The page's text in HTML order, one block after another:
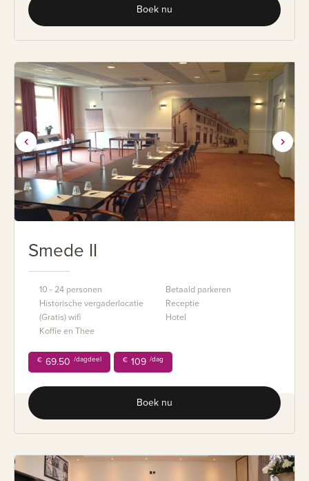
Boek nu
Smede II
10 - 24 personen
Historische vergaderlocatie
(Gratis) wifi
Koffie en Thee
Betaald parkeren
Receptie
Hotel
€ 69.50 /dagdeel € 109 /dag
Boek nu